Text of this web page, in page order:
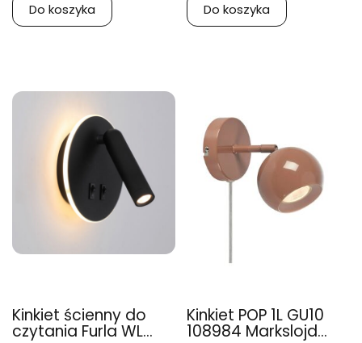
Do koszyka Do koszyka
Kinkiet ścienny do
czytania Furla WL...
Kinkiet POP 1L GU10
108984 Markslojd...